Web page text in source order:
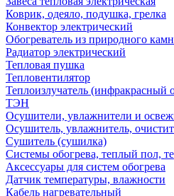
Коврик, одеяло, подушка, грелка
Конвектор электрический
Обогреватель из природного
Радиатор электрический
Тепловая пушка
Тепловентилятор
Теплоизлучатель (инфракрасный
ТЭН
Осушители, увлажнители и
Осушитель, увлажнитель,
Сушитель (сушилка)
Системы обогрева, теплый пол,
Аксессуары для систем обогрева
Датчик температуры, влажности
Кабель нагревательный